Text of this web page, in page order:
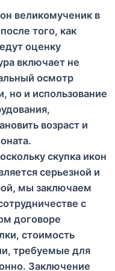
великомученик в
того, как
оценку
включает не
осмотр
но и использование
возраст и
скупка икон
серьезной и
мы заключаем
с
договоре
стоимость
требуемые для
Заключение